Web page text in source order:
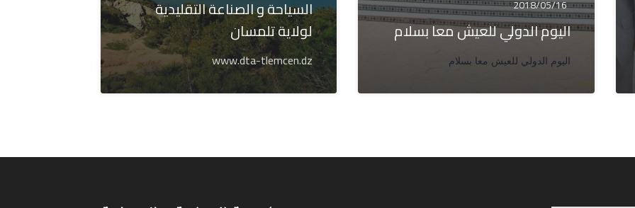
2018/05/16
اليوم الدولي للعيش معا بسلام
اليوم الدولي للعيش معا بسلام
السياحة و الصناعة التقليدية
لولاية تلمسان
www.dta-tlemcen.dz